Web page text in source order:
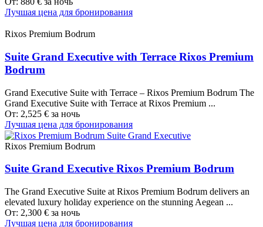
Лучшая цена для бронирования
Rixos Premium Bodrum
Suite Grand Executive with Terrace Rixos Premium
Bodrum
Grand Executive Suite with Terrace – Rixos Premium Bodrum The
Grand Executive Suite with Terrace at Rixos Premium ...
От: 2,525 € за ночь
Лучшая цена для бронирования
Rixos Premium Bodrum
Suite Grand Executive Rixos Premium Bodrum
The Grand Executive Suite at Rixos Premium Bodrum delivers an
elevated luxury holiday experience on the stunning Aegean ...
От: 2,300 € за ночь
Лучшая цена для бронирования